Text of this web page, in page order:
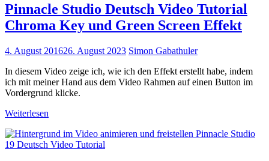
Pinnacle Studio Deutsch Video Tutorial
Chroma Key und Green Screen Effekt
4. August 201626. August 2023 Simon Gabathuler
In diesem Video zeige ich, wie ich den Effekt erstellt habe, indem
ich mit meiner Hand aus dem Video Rahmen auf einen Button im
Vordergrund klicke.
Weiterlesen